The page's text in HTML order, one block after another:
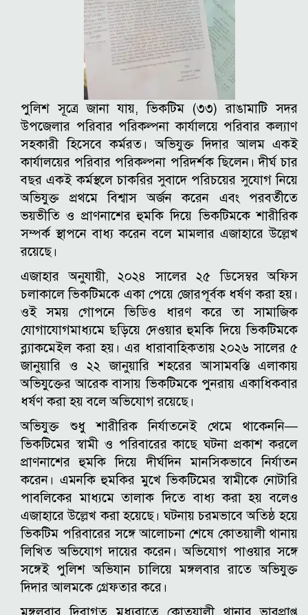
পুলিশ সূত্রে জানা যায়, ভিকটিম (৩৩) রাঙামাটি সদর
উপজেলার পরিবার পরিকল্পনা কার্যালয়ে পরিবার কল্যাণ
সহকারী হিসেবে কর্মরত। অভিযুক্ত দিদার আলম একই
কার্যালয়ের পরিবার পরিকল্পনা পরিদর্শক ছিলেন। দীর্ঘ চার
বছর একই কর্মস্থলে চাকরির সুবাদে পরিচয়ের সুযোগ নিয়ে
অভিযুক্ত প্রথমে বিশ্বাস অর্জন করেন এবং পরবর্তীতে
ভয়ভীতি ও প্রাণনাশের হুমকি দিয়ে ভিকটিমকে শারীরিক
সম্পর্ক স্থাপনে বাধ্য করেন বলে মামলার এজাহারে উল্লেখ
রয়েছে।
এজাহার অনুযায়ী, ২০২৪ সালের ২৫ ডিসেম্বর অফিস
চলাকালে ভিকটিমকে একা পেয়ে জোরপূর্বক ধর্ষণ করা হয়।
ওই সময় গোপনে ভিডিও ধারণ করে তা সামাজিক
যোগাযোগমাধ্যমে ছড়িয়ে দেওয়ার হুমকি দিয়ে ভিকটিমকে
ব্ল্যাকমেইল করা হয়। এর ধারাবাহিকতায় ২০২৬ সালের ৫
জানুয়ারি ও ২২ জানুয়ারি শহরের আসামবস্তি এলাকায়
অভিযুক্তের আরেক বাসায় ভিকটিমকে পুনরায় একাধিকবার
ধর্ষণ করা হয় বলে অভিযোগ রয়েছে।
অভিযুক্ত শুধু শারীরিক নির্যাতনেই থেমে থাকেননি—
ভিকটিমের স্বামী ও পরিবারের কাছে ঘটনা প্রকাশ করলে
প্রাণনাশের হুমকি দিয়ে দীর্ঘদিন মানসিকভাবে নির্যাতন
করেন। এমনকি হুমকির মুখে ভিকটিমের স্বামীকে নোটারি
পাবলিকের মাধ্যমে তালাক দিতে বাধ্য করা হয় বলেও
এজাহারে উল্লেখ করা হয়েছে।ঘটনায় চরমভাবে অতিষ্ঠ হয়ে
ভিকটিম পরিবারের সঙ্গে আলোচনা শেষে কোতয়ালী থানায়
লিখিত অভিযোগ দায়ের করেন। অভিযোগ পাওয়ার সঙ্গে
সঙ্গেই পুলিশ অভিযান চালিয়ে মঙ্গলবার রাতে অভিযুক্ত
দিদার আলমকে গ্রেফতার করে।